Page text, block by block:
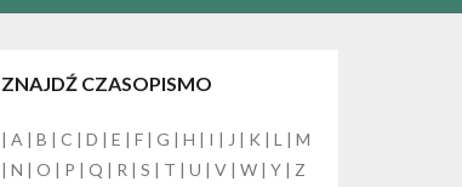
ZNAJDŹ CZASOPISMO
|A |B |C |D |E |F |G |H | I | J | K |L |M
|N |O | P |Q | R |S | T |U |V |W |Y | Z